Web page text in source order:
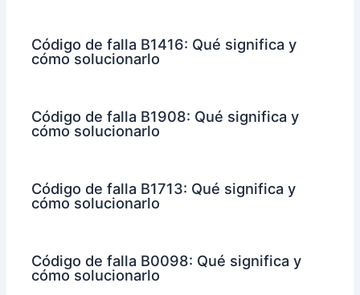
Código de falla B1416: Qué significa y
cómo solucionarlo
Código de falla B1908: Qué significa y
cómo solucionarlo
Código de falla B1713: Qué significa y
cómo solucionarlo
Código de falla B0098: Qué significa y
cómo solucionarlo